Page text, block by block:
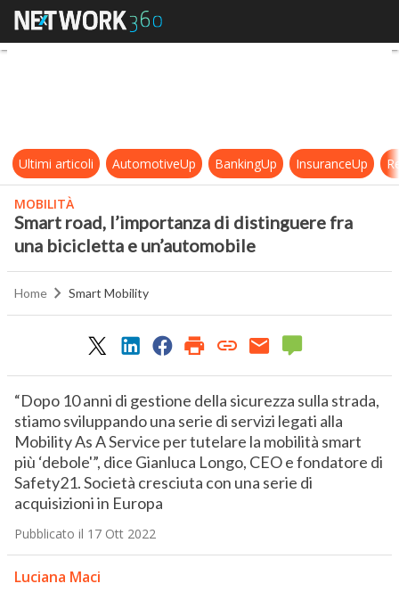
Smart road, l’importanza di
Ultimi articoli AutomotiveUp BankingUp InsuranceUp
MOBILITÀ
Smart road, l’importanza di distinguere fra
una bicicletta e un’automobile
Home Smart Mobility
“Dopo 10 anni di gestione della sicurezza sulla strada,
stiamo sviluppando una serie di servizi legati alla
Mobility As A Service per tutelare la mobilità smart
più ‘debole'”, dice Gianluca Longo, CEO e fondatore di
Safety21. Società cresciuta con una serie di
acquisizioni in Europa
Pubblicato il 17 Ott 2022
Luciana Maci